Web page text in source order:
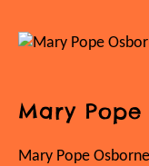
Mary Pope
Mary Pope